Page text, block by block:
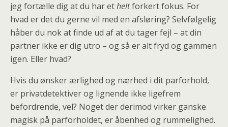
jeg fortælle dig at du har etheltforkert fokus. For
hvad er det du gerne vil med en afsløring? Selvfølgelig
håber du nok at finde ud af at du tager fejl – at din
partner ikke er dig utro – og så er alt fryd og gammen
igen. Eller hvad?
Hvis du ønsker ærlighed og nærhed i dit parforhold,
er privatdetektiver og lignende ikke ligefrem
befordrende, vel? Noget der derimod virker ganske
magisk på parforholdet, er åbenhed og rummelighed.